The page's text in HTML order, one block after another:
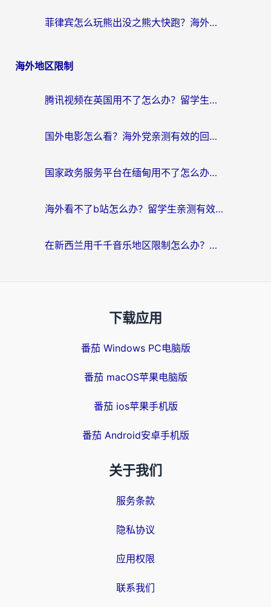
菲律宾怎么玩熊出没之熊大快跑？海外党国服游戏加速终极攻略（附3款热门游戏实测）
海外地区限制
腾讯视频在英国用不了怎么办？留学生亲测有效的回国加速器指南
国外电影怎么看？海外党亲测有效的回国加速器选择指南
国家政务服务平台在缅甸用不了怎么办？海外华人必看的回国加速全攻略
海外看不了b站怎么办？留学生亲测有效的回国加速器选择攻略，解决豆瓣音乐、美团外卖难题
在新西兰用千千音乐地区限制怎么办？海外华人必备的回国加速解决方案
下载应用
番茄 Windows PC电脑版
番茄 macOS苹果电脑版
番茄 ios苹果手机版
番茄 Android安卓手机版
关于我们
服务条款
隐私协议
应用权限
联系我们